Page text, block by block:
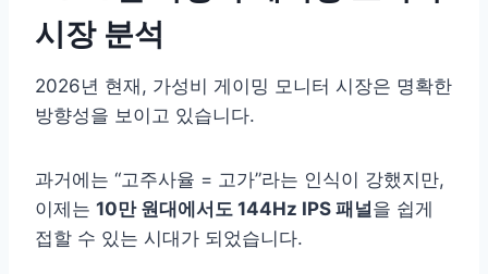
시장 분석
2026년 현재, 가성비 게이밍 모니터 시장은 명확한
방향성을 보이고 있습니다.
과거에는 “고주사율 = 고가”라는 인식이 강했지만,
이제는 10만 원대에서도 144Hz IPS 패널을 쉽게
접할 수 있는 시대가 되었습니다.